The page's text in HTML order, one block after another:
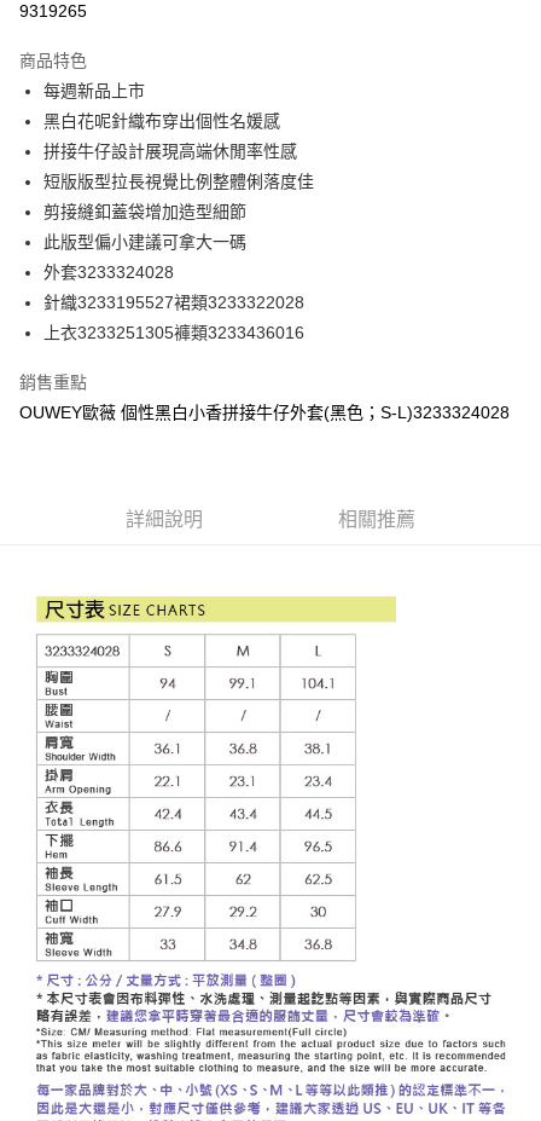
上海商業儲蓄銀行
臺灣中小企業銀行
匯豐（台灣）商業銀行
聯邦商業銀行
元大商業銀行
永豐商業銀行
玉山商業銀行
星展（台灣）商業銀行
台灣樂天信用卡公司
LINE Pay
Apple Pay
街口支付
悠遊付
全盈+PAY
大哥付你分期
相關說明
【大哥付你分期使用說明】
1.本服務由台灣大哥大提供，台灣大哥大用戶可立即使用無須另外申請。
2.付款方式選擇「大哥付你分期」，訂單成立後會自動跳轉到大哥付的交易
成交易。
3.實際核准額度、可分期數及費用金額請依後續交易確認頁面所載為準。
1.分期款項不併入電信帳單，「大哥付你分期」於每月結算日後寄送繳費提
1.本服務係由「台灣大哥大股份有限公司」（以下簡稱本公司）所提供，讓
用戶於交易時，得透過本服務購買商品或服務，並由商店將買賣／分期付款
買賣價金債權讓與本公司後，依約使用本公司帳單繳交帳款。
2.基於同意付款使用「大哥付你分期」之契約關係目的，商店將以您的個人
資料（包含姓名、電話或地址）提供予台灣大哥大進項蒐集、處理及利用，
由本公司與您本人進行分期帳單所需資料之確認、核對及更正。
3.完整用戶服務條款，請詳閱以下連結：
https://oppay.tw/userRule
AFTEE先享後付
【關於「AFTEE先享後付」】
便利好安心！
【「AFTEE先享後付」結帳流程】
２．訂單成立數日內，您將收到繳費通知簡訊。
３．收到繳費通知簡訊後14天內，點擊此簡訊中的連結，可透過四大超商／
ATM／網路銀行／等多元方式進行付款，方視為交易完成。
※ 請注意：結帳手續完成當下不需立刻繳費，但若您需要取消訂單，請聯絡
購買商品的店家。未經商家同意取消之訂單仍視為有效，需透過AFTEE先享
後付繳納相關費用。
※ 交易是否成功請以「AFTEE先享後付 」之結帳頁面顯示為準，若有關於
是否繳費成功／繳費後需取消欲退款等相關疑問，請聯繫「AFTEE先享後付
客戶支援中心」https://netprotections.freshdesk.com/support/home
【注意事項】
１．透過由恩沛科技股份有限公司提供之「AFTEE先享後付」服務完成之交
易，需依本服務之必要範圍內提供個人資料，並將交易相關給付款項請求債
權轉讓予恩沛科技股份有限公司。
２．關於個人資料處理事宜，請瀏覽以下網址：
https://aftee.tw/terms/#terms3
３．未成年的使用者請事先徵得法定代理人或監護人之同意方可使用
「AFTEE先享後付」，若未經同意申辦者引起之損失，本公司不負相關責
任。
４．使用「AFTEE先享後付」時，將依據個別帳號之用戶狀況，依本公司即
時審查核予不同之上限額度；若仍有額度不足之情形，本公司將視審查結果
請求用戶進行身份認證。
５．嚴禁一人註冊多個帳號或使用他人資訊註冊。若發現惡意使用之情形，
恩沛科技股份有限公司將有權停止該用戶之使用額度並採取法律行動。
運送方式
付款後全家取貨
萊爾富取貨付款
每筆NT$120，滿NT$2,500(含以上)免運費
付款後萊爾富取貨
每筆NT$120，滿NT$2,500(含以上)免運費
7-11取貨付款
每筆NT$120，滿NT$2,500(含以上)免運費
付款後7-11取貨
每筆NT$120，滿NT$2,500(含以上)免運費
宅配
每筆NT$120，滿NT$2,500(含以上)免運費
宅配離島
每筆NT$120，滿NT$2,500(含以上)免運費
付款後門市自取
免運費
9319265
商品特色
每週新品上市
黑白花呢針織布穿出個性名媛感
拼接牛仔設計展現高端休閒率性感
短版版型拉長視覺比例整體俐落度佳
剪接縫釦蓋袋增加造型細節
此版型偏小建議可拿大一碼
外套3233324028
針織3233195527裙類3233322028
上衣3233251305褲類3233436016
銷售重點
OUWEY歐薇 個性黑白小香拼接牛仔外套(黑色；S-L)3233324028
詳細說明 相關推薦